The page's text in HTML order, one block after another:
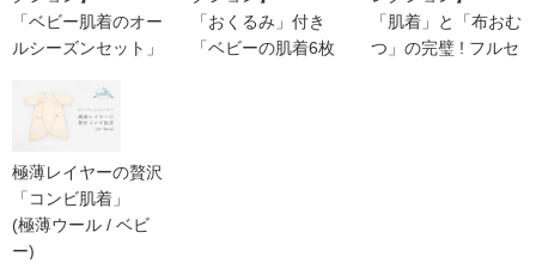
2020/01/02 投稿者：Airi 評価：
サイズぎりぎりになる一歳前くらいまで、
毎日着倒しました!
「ベビー肌着のオー
ルシーズンセット」
「おくるみ」付き
「ベビーの肌着6枚
「肌着」と「布おむ
つ」の完璧 ! フルセ
極薄レイヤーの贅沢
「コンビ肌着」
(極薄ウール / ベビ
ー)